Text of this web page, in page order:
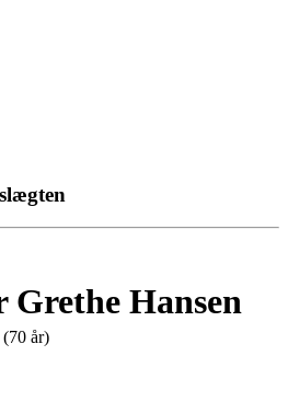
Grethe Hansen
år)